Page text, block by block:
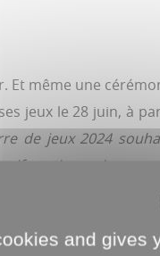
Et même une
jeux le 28 juin, à
de jeux 2024
qui
judokate Lucie
à Montréal 1976)
de l’ASC
and gives